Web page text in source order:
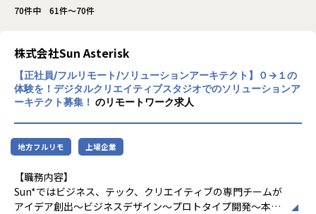
70件中 61件～70件
株式会社Sun Asterisk
【正社員/フルリモート/ソリューションアーキテクト】０→１の
体験を！デジタルクリエイティブスタジオでのソリューションア
ーキテクト募集！ のリモートワーク求人
地方フルリモ 上場企業
【職務内容】
Sun*ではビジネス、テック、クリエイティブの専門チームが
アイデア創出〜ビジネスデザイン〜プロトタイプ開発〜本開